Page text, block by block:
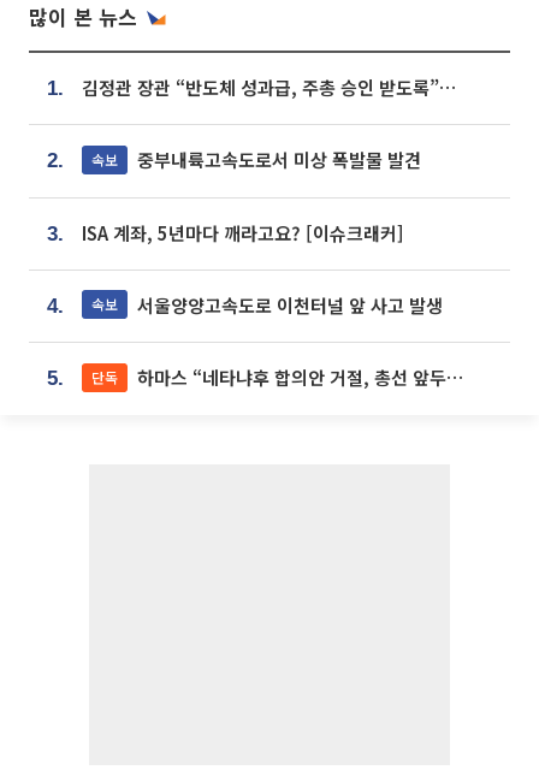
많이 본 뉴스
1. 김정관 장관 “반도체 성과급, 주총 승인 받도록”…상법·자본시장법 개정 시사
2. 속보 중부내륙고속도로서 미상 폭발물 발견
3. ISA 계좌, 5년마다 깨라고요? [이슈크래커]
4. 속보 서울양양고속도로 이천터널 앞 사고 발생
5. 단독 하마스 “네타냐후 합의안 거절, 총선 앞두고 시간 끌기”